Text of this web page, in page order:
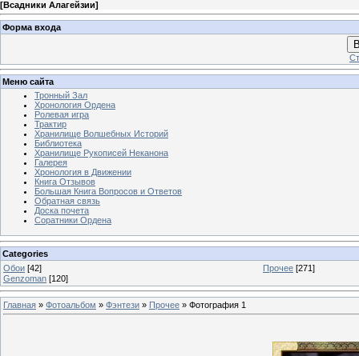
[Всадники Алагейзии]
Форма входа
Меню сайта
Тронный Зал
Хронология Ордена
Ролевая игра
Трактир
Хранилище Волшебных Историй
Библиотека
Хранилище Рукописей Неканона
Галерея
Хронология в Движении
Книга Отзывов
Большая Книга Вопросов и Ответов
Обратная связь
Доска почета
Соратники Ордена
Categories
Обои [42] Прочее [271]
Genzoman [120]
Главная » Фотоальбом » Фэнтези » Прочее » Фотография 1